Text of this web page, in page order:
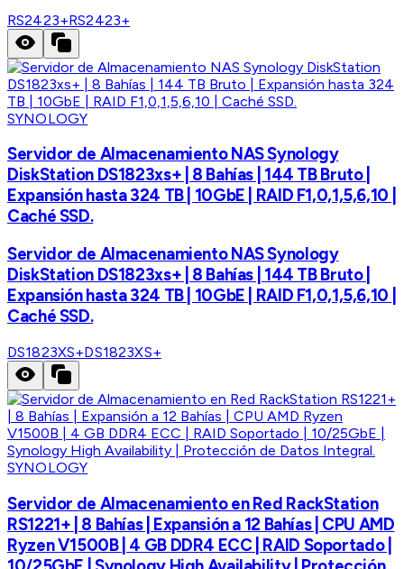
RS2423+RS2423+
SYNOLOGY
Servidor de Almacenamiento NAS Synology
DiskStation DS1823xs+ | 8 Bahías | 144 TB Bruto |
Expansión hasta 324 TB | 10GbE | RAID F1,0,1,5,6,10 |
Caché SSD.
Servidor de Almacenamiento NAS Synology
DiskStation DS1823xs+ | 8 Bahías | 144 TB Bruto |
Expansión hasta 324 TB | 10GbE | RAID F1,0,1,5,6,10 |
Caché SSD.
DS1823XS+DS1823XS+
SYNOLOGY
Servidor de Almacenamiento en Red RackStation
RS1221+ | 8 Bahías | Expansión a 12 Bahías | CPU AMD
Ryzen V1500B | 4 GB DDR4 ECC | RAID Soportado |